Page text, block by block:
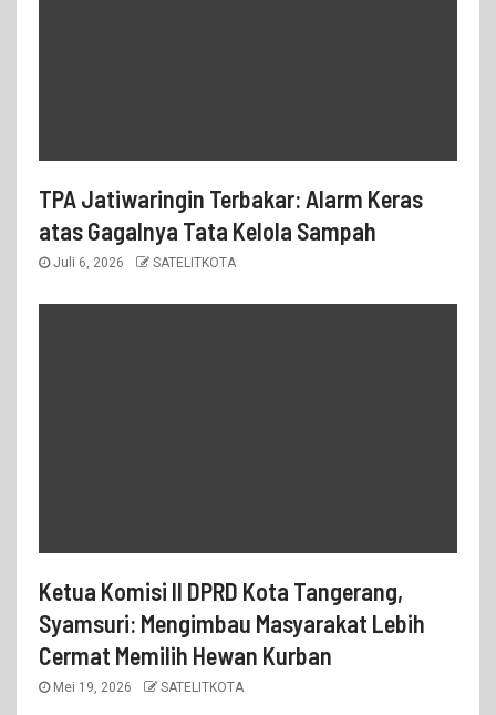
TPA Jatiwaringin Terbakar: Alarm Keras
atas Gagalnya Tata Kelola Sampah
Juli 6, 2026 SATELITKOTA
Ketua Komisi II DPRD Kota Tangerang,
Syamsuri: Mengimbau Masyarakat Lebih
Cermat Memilih Hewan Kurban
Mei 19, 2026 SATELITKOTA